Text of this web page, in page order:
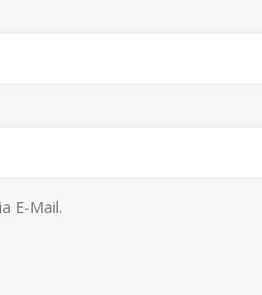
E-Mail.